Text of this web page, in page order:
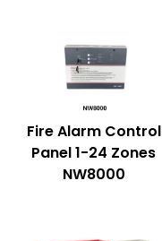
Fire Alarm Control
Panel 1-24 Zones
NW8000